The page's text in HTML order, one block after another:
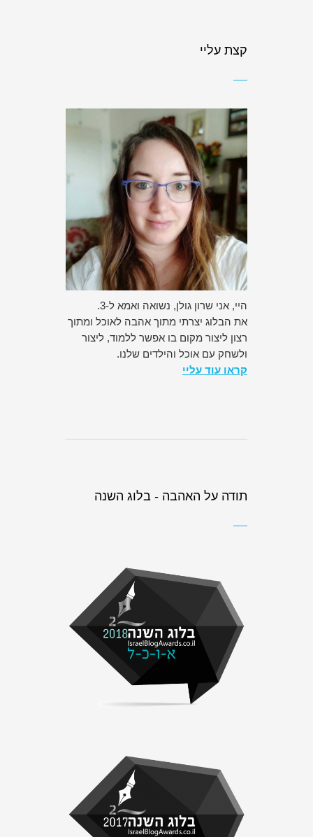
קצת עליי
היי, אני שרון גולן, נשואה ואמא ל-3.
את הבלוג יצרתי מתוך אהבה לאוכל ומתוך
רצון ליצור מקום בו אפשר ללמוד, ליצור
ולשחק עם אוכל והילדים שלנו.
קראו עוד עליי
תודה על האהבה - בלוג השנה